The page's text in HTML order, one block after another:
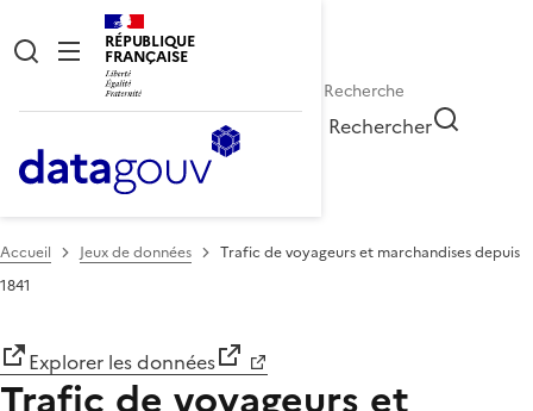
RÉPUBLIQUE
FRANÇAISE
Rechercher
Accueil Jeux de données
Trafic de voyageurs et marchandises depuis
1841
Explorer les données